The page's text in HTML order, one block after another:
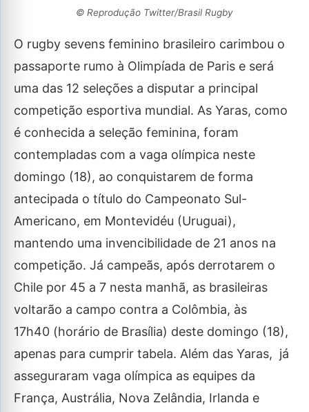
© Reprodução Twitter/Brasil Rugby
O rugby sevens feminino brasileiro carimbou o
passaporte rumo à Olimpíada de Paris e será
uma das 12 seleções a disputar a principal
competição esportiva mundial. As Yaras, como
é conhecida a seleção feminina, foram
contempladas com a vaga olímpica neste
domingo (18), ao conquistarem de forma
antecipada o título do Campeonato Sul-
Americano, em Montevidéu (Uruguai),
mantendo uma invencibilidade de 21 anos na
competição. Já campeãs, após derrotarem o
Chile por 45 a 7 nesta manhã, as brasileiras
voltarão a campo contra a Colômbia, às
17h40 (horário de Brasília) deste domingo (18),
apenas para cumprir tabela. Além das Yaras, já
asseguraram vaga olímpica as equipes da
França, Austrália, Nova Zelândia, Irlanda e